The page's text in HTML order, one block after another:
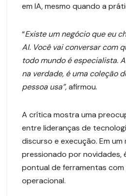
em IA, mesmo quando a
“Existe um negócio que eu
AI. Você vai conversar com
todo mundo é especialista.
na verdade, é uma coleção
pessoa usa”,afirmou.
A crítica mostra uma
entre lideranças de
discurso e execução. Em um
pressionado por novidades,
pontual de ferramentas
operacional.